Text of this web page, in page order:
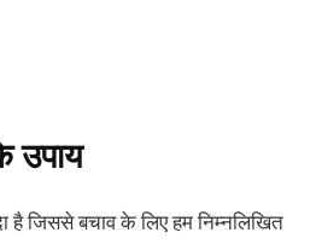
उपाय
जिससे बचाव के लिए हम निम्नलिखित